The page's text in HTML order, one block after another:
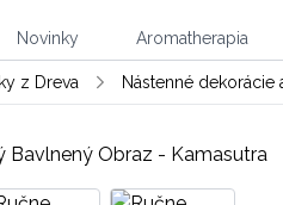
Novinky Aromatherapia
z Dreva Nástenné dekorácie